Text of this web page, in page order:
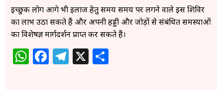
​इच्छुक लोग आगे भी इलाज हेतु समय समय पर लगने वाले इस शिविर
का लाभ उठा सकते हैं और अपनी हड्डी और जोड़ों से संबंधित समस्याओं
का विशेषज्ञ मार्गदर्शन प्राप्त कर सकते हैं।
WhatsApp
Facebook
Telegram
X